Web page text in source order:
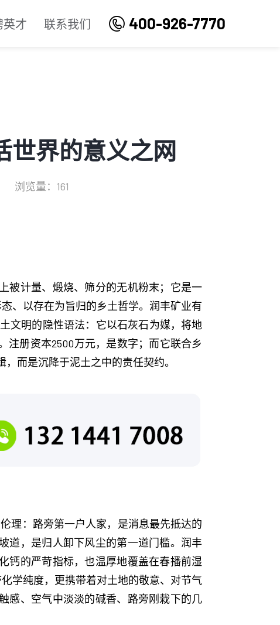
英才 联系我们 400-926-7770
世界的意义之网
浏览量：161
被计量、煅烧、筛分的无机粉末；它是一
、以存在为旨归的乡土哲学。润丰矿业有
文明的隐性语法：它以石灰石为媒，将地
注册资本2500万元，是数字；而它联合乡
而是沉降于泥土之中的责任契约。
理：路旁第一户人家，是消息最先抵达的
道，是归人卸下风尘的第一道门槛。润丰
钙的严苛指标，也温厚地覆盖在春播前湿
学纯度，更携带着对土地的敬意、对节气
感、空气中淡淡的碱香、路旁刚栽下的几